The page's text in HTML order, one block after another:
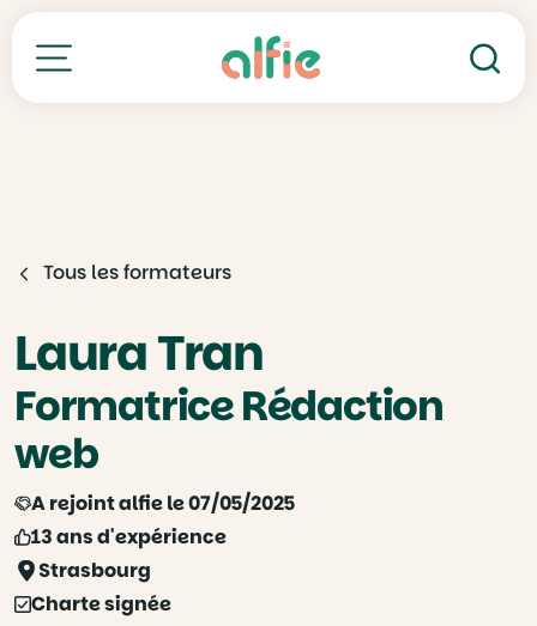
Toutes nos formations
Tous les formateurs
Laura Tran
Formatrice Rédaction
web
A rejoint alfie le 07/05/2025
13 ans d'expérience
Strasbourg
Charte signée